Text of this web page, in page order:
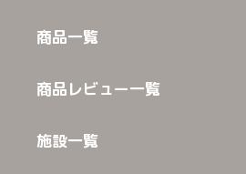
商品一覧
商品レビュー一覧
施設一覧